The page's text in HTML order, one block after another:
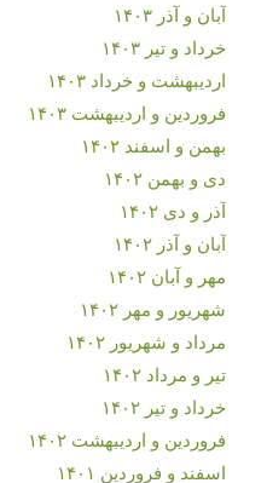
آبان و آذر ۱۴۰۳
خرداد و تیر ۱۴۰۳
اردیبهشت و خرداد ۱۴۰۳
فروردین و اردیبهشت ۱۴۰۳
بهمن و اسفند ۱۴۰۲
دی و بهمن ۱۴۰۲
آذر و دی ۱۴۰۲
آبان و آذر ۱۴۰۲
مهر و آبان ۱۴۰۲
شهریور و مهر ۱۴۰۲
مرداد و شهریور ۱۴۰۲
تیر و مرداد ۱۴۰۲
خرداد و تیر ۱۴۰۲
فروردین و اردیبهشت ۱۴۰۲
اسفند و فروردین ۱۴۰۱